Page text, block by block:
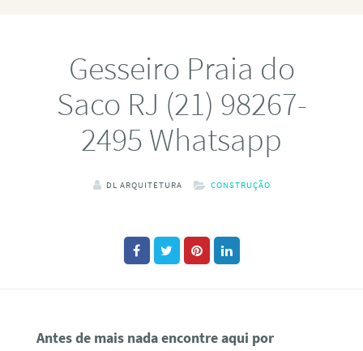
Gesseiro Praia do
Saco RJ (21) 98267-
2495 Whatsapp
DL ARQUITETURA CONSTRUÇÃO
Antes de mais nada encontre aqui por